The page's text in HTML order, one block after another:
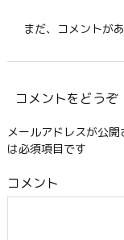
まだ、コメントが
コメントをどうぞ
メールアドレスが公開
は必須項目です
コメント